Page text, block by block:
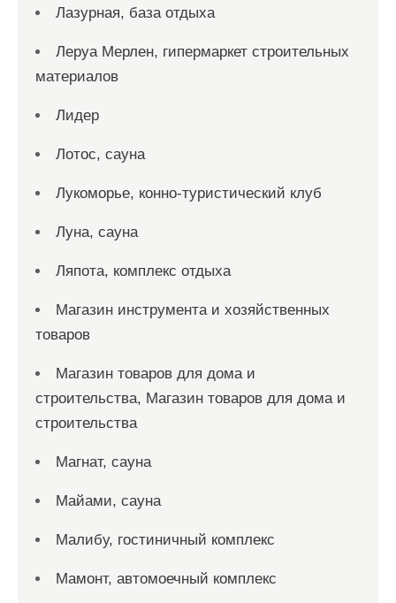
Лазурная, база отдыха
Леруа Мерлен, гипермаркет строительных
материалов
Лидер
Лотос, сауна
Лукоморье, конно-туристический клуб
Луна, сауна
Ляпота, комплекс отдыха
Магазин инструмента и хозяйственных
товаров
Магазин товаров для дома и
строительства, Магазин товаров для дома и
строительства
Магнат, сауна
Майами, сауна
Малибу, гостиничный комплекс
Мамонт, автомоечный комплекс